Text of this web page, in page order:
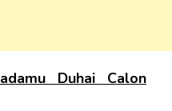
Duhai Calon